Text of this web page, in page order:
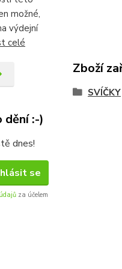
možné,
výdejní
celé
:-)
dnes!
se
za účelem
Zboží
SVÍČKY